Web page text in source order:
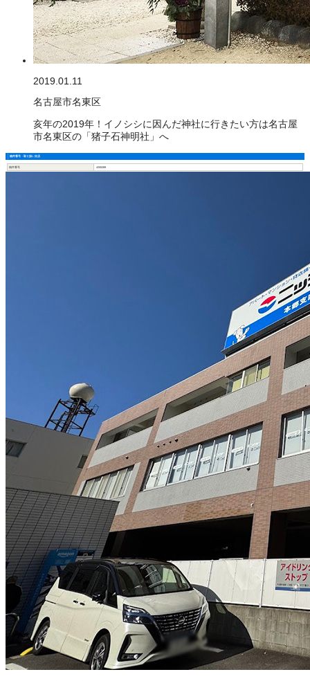
2019.01.11
名古屋市名東区
亥年の2019年！イノシシに因んだ神社に行きたい方は名古屋
市名東区の「猪子石神明社」へ
物件番号・取り扱い支店
物件番号 4200289